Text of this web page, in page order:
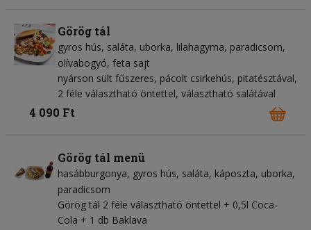
Görög tál
gyros hús saláta uborka lilahagyma paradicsom
olívabogyó feta sajt
nyárson sült fűszeres, pácolt csirkehús, pitatésztával,
2 féle választható öntettel, választható salátával
4 090 Ft
Görög tál menü
hasábburgonya gyros hús saláta káposzta uborka
paradicsom
Görög tál 2 féle választható öntettel + 0,5l Coca-
Cola + 1 db Baklava